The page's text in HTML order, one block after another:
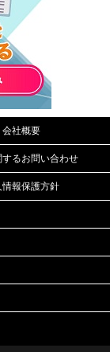
会社概要
するお問い合わせ
情報保護方針